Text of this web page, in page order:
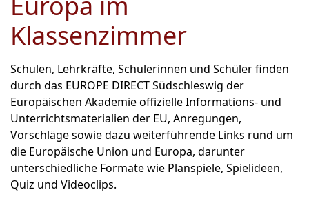
Klassenzimmer
Schulen, Lehrkräfte, Schülerinnen und Schüler finden
durch das EUROPE DIRECT Südschleswig der
Europäischen Akademie offizielle Informations- und
Unterrichtsmaterialien der EU, Anregungen,
Vorschläge sowie dazu weiterführende Links rund um
die Europäische Union und Europa, darunter
unterschiedliche Formate wie Planspiele, Spielideen,
Quiz und Videoclips.